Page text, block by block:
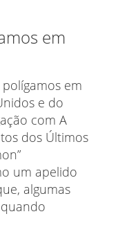
em
em
e do
com A
dos Últimos
um apelido
algumas